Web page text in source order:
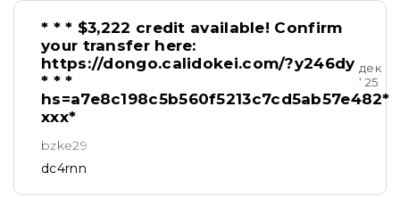
* * * $3,222 credit available! Confirm
your transfer here:
https://dongo.calidokei.com/?y246dy
* * *
hs=a7e8c198c5b560f5213c7cd5ab57e482*
ххх*
дек
‘ 25
bzke29
dc4rnn